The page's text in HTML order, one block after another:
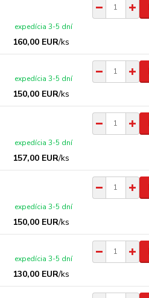
160,00 EUR/ks
expedícia 3-5 dní
150,00 EUR/ks
expedícia 3-5 dní
157,00 EUR/ks
expedícia 3-5 dní
150,00 EUR/ks
expedícia 3-5 dní
130,00 EUR/ks
expedícia 3-5 dní